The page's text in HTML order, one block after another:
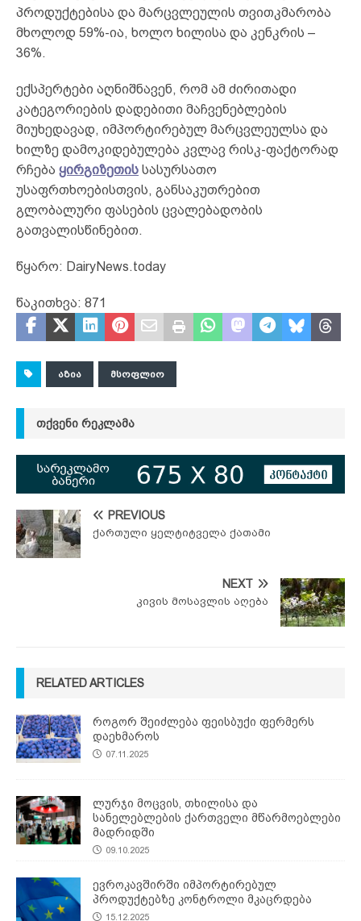
პროდუქტებისა და მარცვლეულის თვითკმარობა
მხოლოდ 59%-ია, ხოლო ხილისა და კენკრის –
36%.
ექსპერტები აღნიშნავენ, რომ ამ ძირითადი
კატეგორიების დადებითი მაჩვენებლების
მიუხედავად, იმპორტირებულ მარცვლეულსა და
ხილზე დამოკიდებულება კვლავ რისკ-ფაქტორად
რჩება ყირგიზეთის სასურსათო
უსაფრთხოებისთვის, განსაკუთრებით
გლობალური ფასების ცვალებადობის
გათვალისწინებით.
წყარო: DairyNews.today
წაკითხვა: 871
ᲐᲖᲘᲐ ᲛᲡᲝᲤᲚᲘᲝ
ᲗᲥᲕᲔᲜᲘ ᲠᲔᲙᲚᲐᲛᲐ
PREVIOUS
ქართული ყელტიტველა ქათამი
NEXT
კივის მოსავლის აღება
RELATED ARTICLES
როგორ შეიძლება ფეისბუქი ფერმერს
დაეხმაროს
07.11.2025
ლურჯი მოცვის, თხილისა და
სანელებლების ქართველი მწარმოებლები
მადრიდში
09.10.2025
ევროკავშირში იმპორტირებულ
პროდუქტებზე კონტროლი მკაცრდება
15.12.2025